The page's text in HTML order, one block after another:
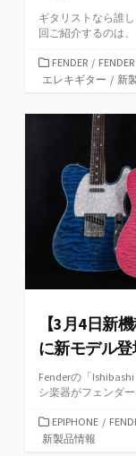
ギタリストなら誰
回ご紹介するのは
カ
テ
リ
FENDER /
エレキギター / 新
【3月4日新
に新モデル登
Fenderの「
シ楽器がフェンダ
カ
テ
EPIPHONE /
新製品情報